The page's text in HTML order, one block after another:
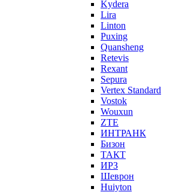
Kydera
Lira
Linton
Puxing
Quansheng
Retevis
Rexant
Sepura
Vertex Standard
Vostok
Wouxun
ZTE
ИНТРАНК
Бизон
ТАКТ
ИРЗ
Шеврон
Huiyton